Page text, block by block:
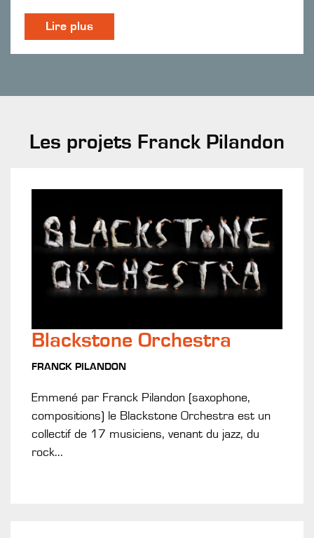
Lire plus
Les projets Franck Pilandon
Blackstone Orchestra
FRANCK PILANDON
Emmené par Franck Pilandon (saxophone,
compositions) le Blackstone Orchestra est un
collectif de 17 musiciens, venant du jazz, du
rock...